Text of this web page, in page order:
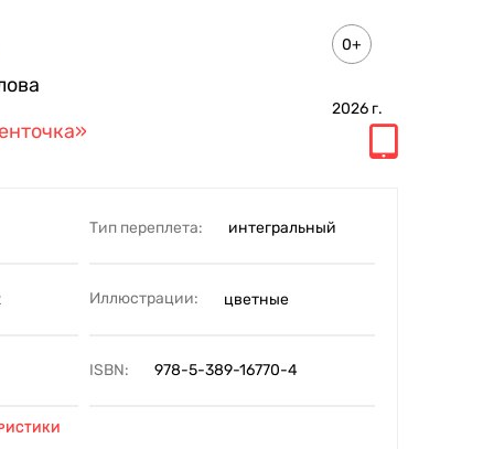
0+
2026 г.
Тип переплета: интегральный
Иллюстрации: цветные
ISBN: 978-5-389-16770-4